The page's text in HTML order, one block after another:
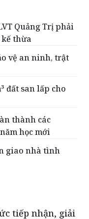
Quảng Trị phải
thừa
vệ an ninh, trật
đất san lấp cho
thành các
học mới
giao nhà tình
tiếp nhận, giải